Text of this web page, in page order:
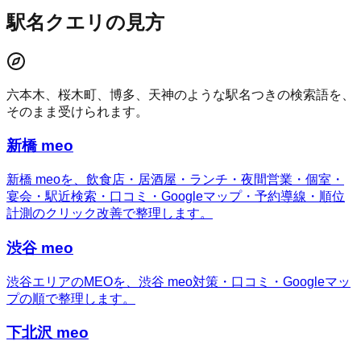
駅名クエリの見方
六本木、桜木町、博多、天神のような駅名つきの検索語を、
そのまま受けられます。
新橋 meo
新橋 meoを、飲食店・居酒屋・ランチ・夜間営業・個室・
宴会・駅近検索・口コミ・Googleマップ・予約導線・順位
計測のクリック改善で整理します。
渋谷 meo
渋谷エリアのMEOを、渋谷 meo対策・口コミ・Googleマッ
プの順で整理します。
下北沢 meo